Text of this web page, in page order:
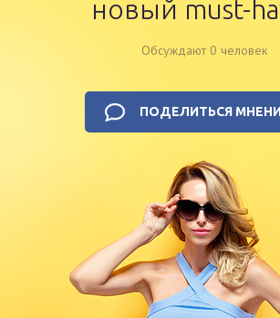
новый must-
Обсуждают 0 человек
ПОДЕЛИТЬСЯ